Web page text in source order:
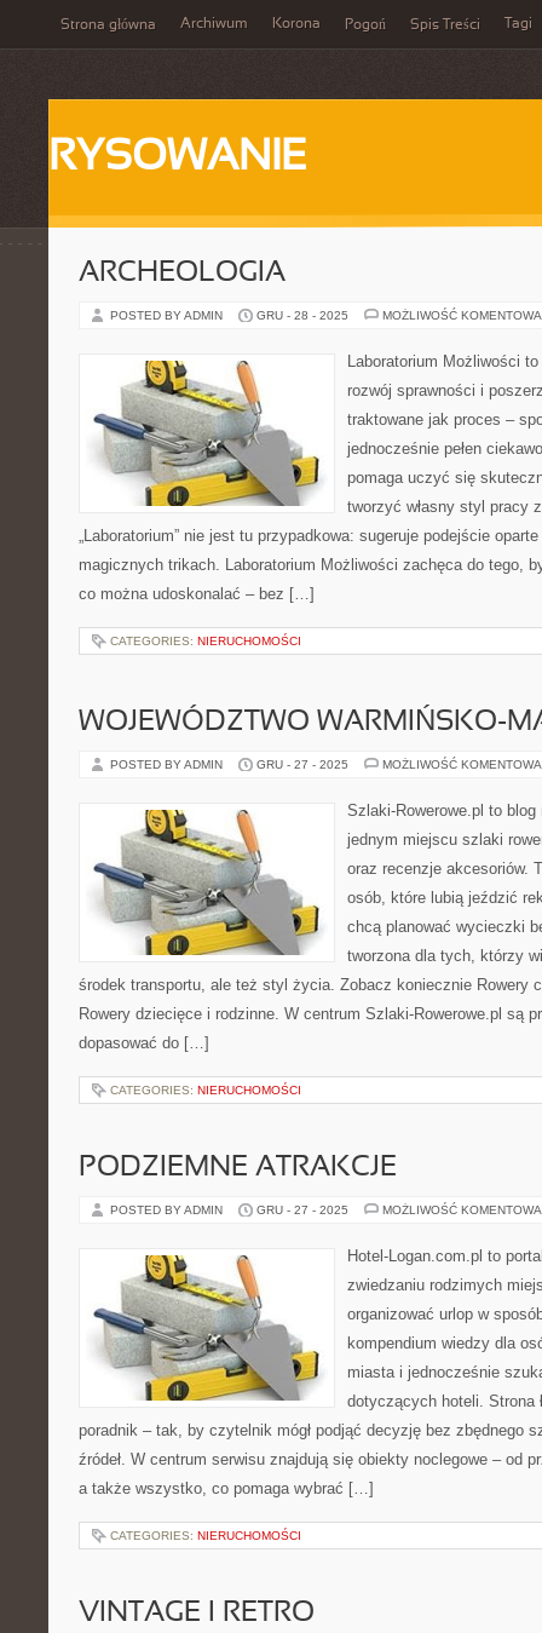
Strona główna Archiwum Korona Pogoń Spis Treści Tagi
RYSOWANIE
ARCHEOLOGIA
POSTED BY ADMIN GRU - 28 - 2025 MOŻLIWOŚĆ
Laboratorium Możliwości
rozwój sprawności i
traktowane jak proces –
jednocześnie pełen
pomaga uczyć się
tworzyć własny styl pracy
„Laboratorium” nie jest tu przypadkowa: sugeruje podejście
magicznych trikach. Laboratorium Możliwości zachęca do tego,
co można udoskonalać – bez […]
CATEGORIES: NIERUCHOMOŚCI
WOJEWÓDZTWO WARMIŃSKO-
POSTED BY ADMIN GRU - 27 - 2025 MOŻLIWOŚĆ
Szlaki-Rowerowe.pl to blog
jednym miejscu szlaki
oraz recenzje akcesoriów.
osób, które lubią jeździć
chcą planować wycieczki
tworzona dla tych, którzy
środek transportu, ale też styl życia. Zobacz koniecznie Rowery
Rowery dziecięce i rodzinne. W centrum Szlaki-Rowerowe.pl są
dopasować do […]
CATEGORIES: NIERUCHOMOŚCI
PODZIEMNE ATRAKCJE
POSTED BY ADMIN GRU - 27 - 2025 MOŻLIWOŚĆ
Hotel-Logan.com.pl to
zwiedzaniu rodzimych
organizować urlop w
kompendium wiedzy dla
miasta i jednocześnie
dotyczących hoteli. Strona
poradnik – tak, by czytelnik mógł podjąć decyzję bez zbędnego
źródeł. W centrum serwisu znajdują się obiekty noclegowe – od
a także wszystko, co pomaga wybrać […]
CATEGORIES: NIERUCHOMOŚCI
VINTAGE I RETRO